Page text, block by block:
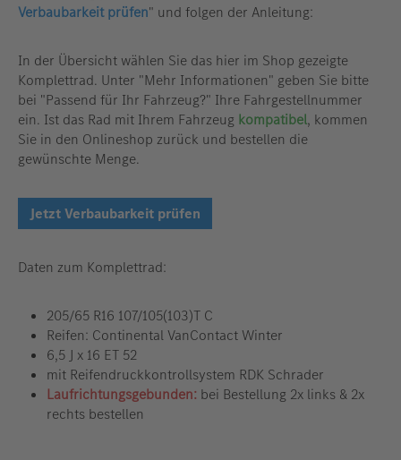
Verbaubarkeit prüfen" und folgen der Anleitung:
In der Übersicht wählen Sie das hier im Shop gezeigte
Komplettrad. Unter "Mehr Informationen" geben Sie bitte
bei "Passend für Ihr Fahrzeug?" Ihre Fahrgestellnummer
ein. Ist das Rad mit Ihrem Fahrzeug kompatibel, kommen
Sie in den Onlineshop zurück und bestellen die
gewünschte Menge.
Jetzt Verbaubarkeit prüfen
Daten zum Komplettrad:
205/65 R16 107/105(103)T C
Reifen: Continental VanContact Winter
6,5 J x 16 ET 52
mit Reifendruckkontrollsystem RDK Schrader
Laufrichtungsgebunden: bei Bestellung 2x links & 2x
rechts bestellen